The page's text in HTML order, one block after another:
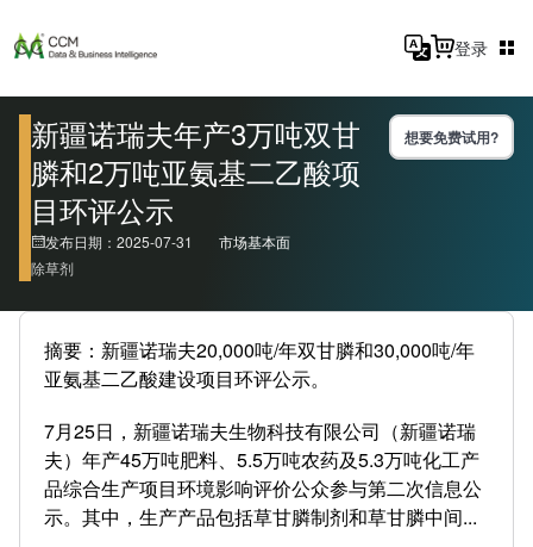
登录
新疆诺瑞夫年产3万吨双甘
膦和2万吨亚氨基二乙酸项
目环评公示
想要免费试用?
发布日期：2025-07-31
市场基本面
除草剂
摘要：新疆诺瑞夫20,000吨/年双甘膦和30,000吨/年
亚氨基二乙酸建设项目环评公示。
7月25日，新疆诺瑞夫生物科技有限公司（新疆诺瑞
夫）年产45万吨肥料、5.5万吨农药及5.3万吨化工产
品综合生产项目环境影响评价公众参与第二次信息公
示。其中，生产产品包括草甘膦制剂和草甘膦中间...